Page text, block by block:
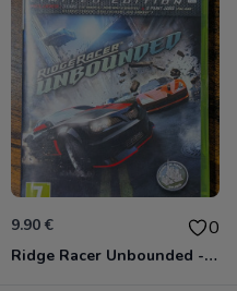
9.90 € 0
Ridge Racer Unbounded - Édition Limitée Xbox 360